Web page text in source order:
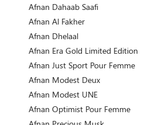
Afnan Dahaab Saafi
Afnan Al Fakher
Afnan Dhelaal
Afnan Era Gold Limited Edition
Afnan Just Sport Pour Femme
Afnan Modest Deux
Afnan Modest UNE
Afnan Optimist Pour Femme